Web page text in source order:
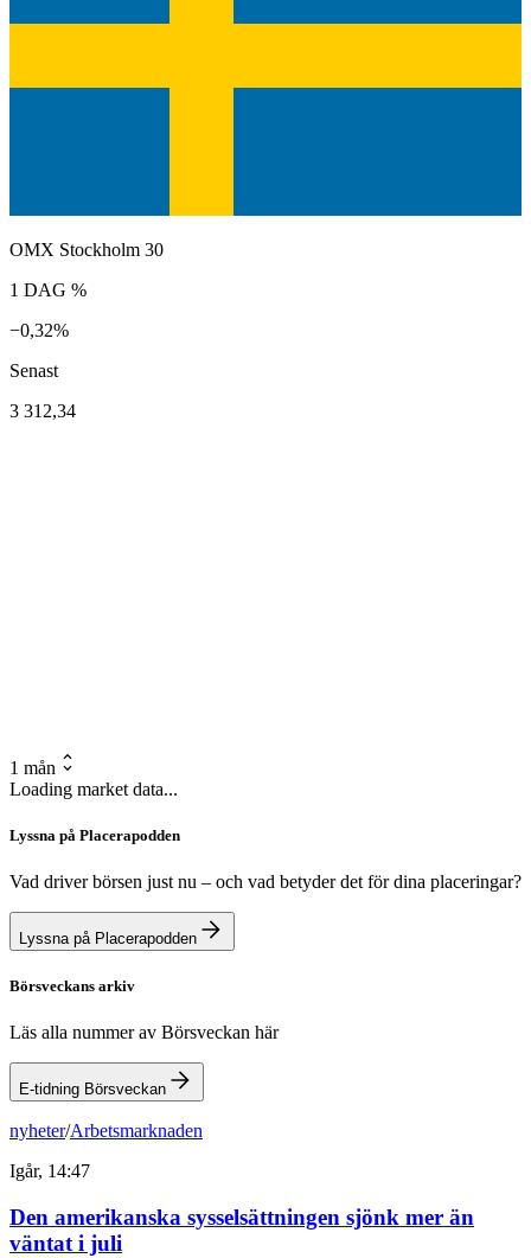
OMX Stockholm 30
1 DAG %
−0,32%
Senast
3 312,34
1 mån
Loading market data...
Lyssna på Placerapodden
Vad driver börsen just nu – och vad betyder det för dina placeringar?
Lyssna på Placerapodden
Börsveckans arkiv
Läs alla nummer av Börsveckan här
E-tidning Börsveckan
nyheter/Arbetsmarknaden
Igår, 14:47
Den amerikanska sysselsättningen sjönk mer än
väntat i juli